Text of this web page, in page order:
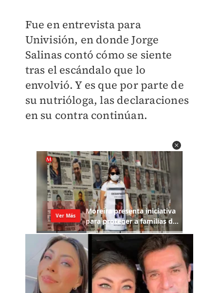
Fue en entrevista para
Univisión, en donde Jorge
Salinas contó cómo se siente
tras el escándalo que lo
envolvió. Y es que por parte de
su nutrióloga, las declaraciones
en su contra continúan.